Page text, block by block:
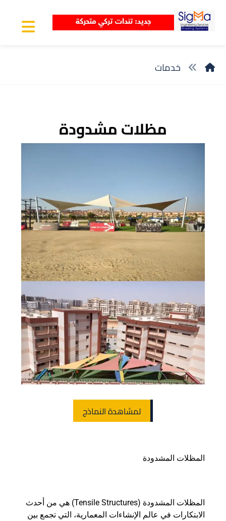
خدمات
مظلات مشدودة
لمشاهدة النماذج
المظلات المشدودة
المظلات المشدودة (Tensile Structures) هي من أحدث
الابتكارات في عالم الإنشاءات المعمارية، التي تجمع بين